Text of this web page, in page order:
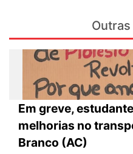
Em greve,
melhorias no
Branco (AC)